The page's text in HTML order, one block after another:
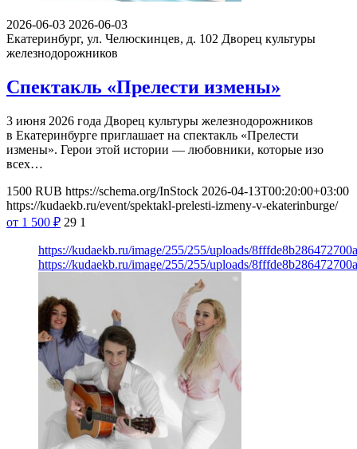
2026-06-03 2026-06-03
Екатеринбург, ул. Челюскинцев, д. 102 Дворец культуры
железнодорожников
Спектакль «Прелести измены»
3 июня 2026 года Дворец культуры железнодорожников
в Екатеринбурге приглашает на спектакль «Прелести
измены». Герои этой истории — любовники, которые изо
всех…
1500 RUB https://schema.org/InStock 2026-04-13T00:20:00+03:00
https://kudaekb.ru/event/spektakl-prelesti-izmeny-v-ekaterinburge/
от 1 500 ₽ 29 1
https://kudaekb.ru/image/255/255/uploads/
https://kudaekb.ru/image/255/255/uploads/